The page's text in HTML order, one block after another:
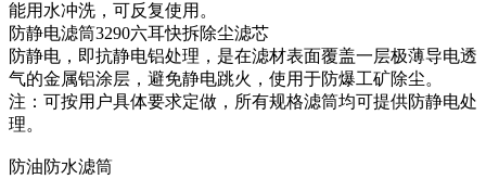
能用水冲洗，可反复使用。
防静电滤筒3290六耳快拆除尘滤芯
防静电，即抗静电铝处理，是在滤材表面覆盖一层极薄导电透
气的金属铝涂层，避免静电跳火，使用于防爆工矿除尘。
注：可按用户具体要求定做，所有规格滤筒均可提供防静电处
理。
防油防水滤筒